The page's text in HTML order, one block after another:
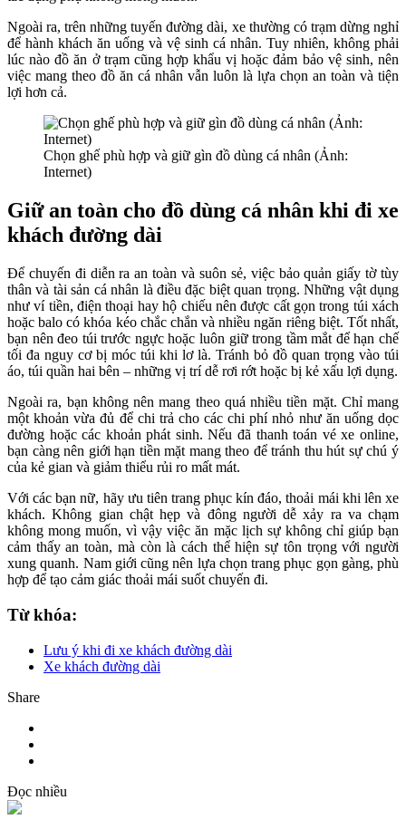
Ngoài ra, trên những tuyến đường dài, xe thường có trạm dừng nghỉ
để hành khách ăn uống và vệ sinh cá nhân. Tuy nhiên, không phải
lúc nào đồ ăn ở trạm cũng hợp khẩu vị hoặc đảm bảo vệ sinh, nên
việc mang theo đồ ăn cá nhân vẫn luôn là lựa chọn an toàn và tiện
lợi hơn cả.
Chọn ghế phù hợp và giữ gìn đồ dùng cá nhân (Ảnh:
Internet)
Giữ an toàn cho đồ dùng cá nhân khi đi xe
khách đường dài
Để chuyến đi diễn ra an toàn và suôn sẻ, việc bảo quản giấy tờ tùy
thân và tài sản cá nhân là điều đặc biệt quan trọng. Những vật dụng
như ví tiền, điện thoại hay hộ chiếu nên được cất gọn trong túi xách
hoặc balo có khóa kéo chắc chắn và nhiều ngăn riêng biệt. Tốt nhất,
bạn nên đeo túi trước ngực hoặc luôn giữ trong tầm mắt để hạn chế
tối đa nguy cơ bị móc túi khi lơ là. Tránh bỏ đồ quan trọng vào túi
áo, túi quần hai bên – những vị trí dễ rơi rớt hoặc bị kẻ xấu lợi dụng.
Ngoài ra, bạn không nên mang theo quá nhiều tiền mặt. Chỉ mang
một khoản vừa đủ để chi trả cho các chi phí nhỏ như ăn uống dọc
đường hoặc các khoản phát sinh. Nếu đã thanh toán vé xe online,
bạn càng nên giới hạn tiền mặt mang theo để tránh thu hút sự chú ý
của kẻ gian và giảm thiểu rủi ro mất mát.
Với các bạn nữ, hãy ưu tiên trang phục kín đáo, thoải mái khi lên xe
khách. Không gian chật hẹp và đông người dễ xảy ra va chạm
không mong muốn, vì vậy việc ăn mặc lịch sự không chỉ giúp bạn
cảm thấy an toàn, mà còn là cách thể hiện sự tôn trọng với người
xung quanh. Nam giới cũng nên lựa chọn trang phục gọn gàng, phù
hợp để tạo cảm giác thoải mái suốt chuyến đi.
Từ khóa:
Lưu ý khi đi xe khách đường dài
Xe khách đường dài
Share
Đọc nhiều